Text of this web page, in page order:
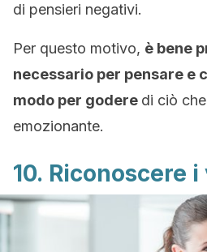
di pensieri negativi.
Per questo motivo, è bene
necessario per pensare e
modo per godere di ciò
emozionante.
10. Riconoscere